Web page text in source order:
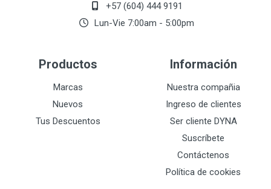
+57 (604) 444 9191
Lun-Vie 7:00am - 5:00pm
Productos
Marcas
Nuevos
Tus Descuentos
Información
Nuestra compañia
Ingreso de clientes
Ser cliente DYNA
Suscríbete
Contáctenos
Política de cookies